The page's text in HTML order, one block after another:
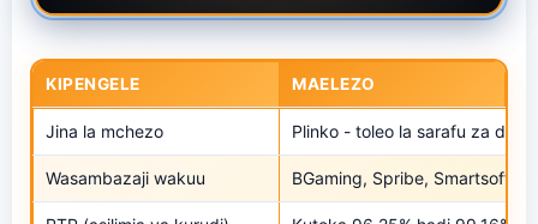
KIPENGELE MAELEZO
Jina la mchezo Plinko - toleo la sarafu za dijiti
Wasambazaji wakuu BGaming, Spribe, Smartsoft